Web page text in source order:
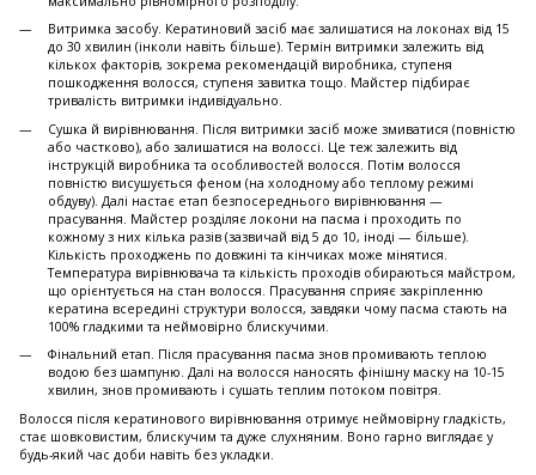
Витримка засобу. Кератиновий засіб має залишатися на локонах від 15
до 30 хвилин (інколи навіть більше). Термін витримки залежить від
кількох факторів, зокрема рекомендацій виробника, ступеня
пошкодження волосся, ступеня завитка тощо. Майстер підбирає
тривалість витримки індивідуально.
Сушка й вирівнювання. Після витримки засіб може змиватися (повністю
або частково), або залишатися на волоссі. Це теж залежить від
інструкцій виробника та особливостей волосся. Потім волосся
повністю висушується феном (на холодному або теплому режимі
обдуву). Далі настає етап безпосереднього вирівнювання —
прасування. Майстер розділяє локони на пасма і проходить по
кожному з них кілька разів (зазвичай від 5 до 10, іноді — більше).
Кількість проходжень по довжині та кінчиках може мінятися.
Температура вирівнювача та кількість проходів обираються майстром,
що орієнтується на стан волосся. Прасування сприяє закріпленню
кератина всередині структури волосся, завдяки чому пасма стають на
100% гладкими та неймовірно блискучими.
Фінальний етап. Після прасування пасма знов промивають теплою
водою без шампуню. Далі на волосся наносять фінішну маску на 10-15
хвилин, знов промивають і сушать теплим потоком повітря.
Волосся після кератинового вирівнювання отримує неймовірну гладкість,
стає шовковистим, блискучим та дуже слухняним. Воно гарно виглядає у
будь-який час доби навіть без укладки.